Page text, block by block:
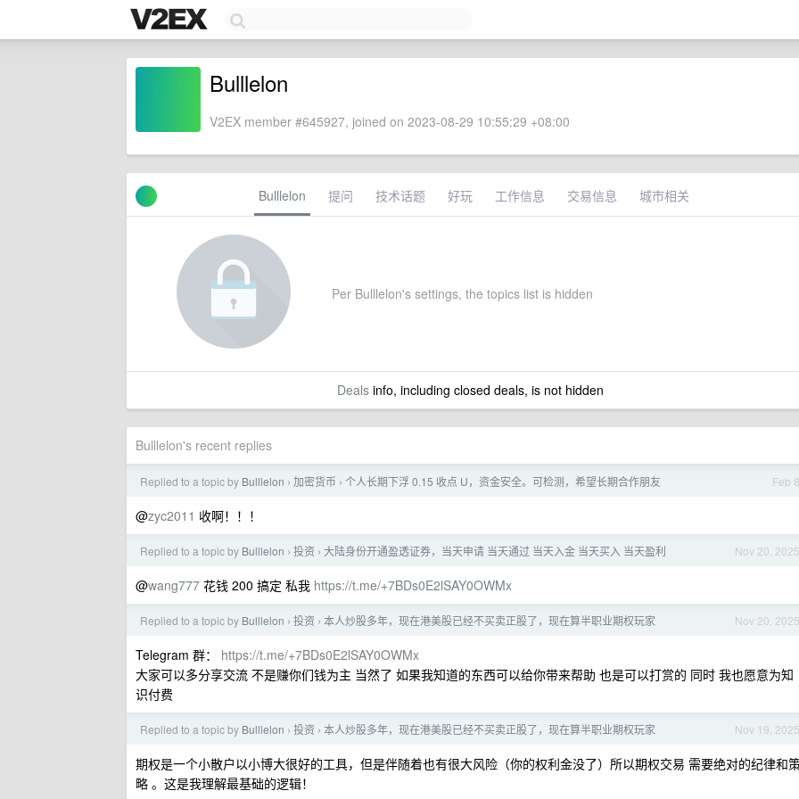
Bulllelon
V2EX member #645927, joined on 2023-08-29 10:55:29 +08:00
Bulllelon 提问 技术话题 好玩 工作信息 交易信息 城市相关
Per Bulllelon's settings, the topics list is hidden
Dealsinfo, including closed deals, is not hidden
Bulllelon's recent replies
Feb 8
Replied to a topic by Bulllelon › 加密货币 › 个人长期下浮 0.15 收点 U，资金安全。可检测，希望长期合作朋友
@zyc2011 收啊！！！
Nov 20, 2025
Replied to a topic by Bulllelon › 投资 › 大陆身份开通盈透证券，当天申请 当天通过 当天入金 当天买入 当天盈利
@wang777 花钱 200 搞定 私我 https://t.me/+7BDs0E2lSAY0OWMx
Nov 20, 2025
Replied to a topic by Bulllelon › 投资 › 本人炒股多年，现在港美股已经不买卖正股了，现在算半职业期权玩家
Telegram 群： https://t.me/+7BDs0E2lSAY0OWMx
大家可以多分享交流 不是赚你们钱为主 当然了 如果我知道的东西可以给你带来帮助 也是可以打赏的 同时 我也愿意为知
识付费
Nov 19, 2025
Replied to a topic by Bulllelon › 投资 › 本人炒股多年，现在港美股已经不买卖正股了，现在算半职业期权玩家
期权是一个小散户以小博大很好的工具，但是伴随着也有很大风险（你的权利金没了）所以期权交易 需要绝对的纪律和
略 。这是我理解最基础的逻辑！